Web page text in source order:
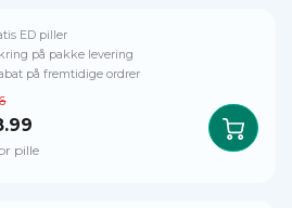
pille
ED piller
på pakke levering
på fremtidige ordrer